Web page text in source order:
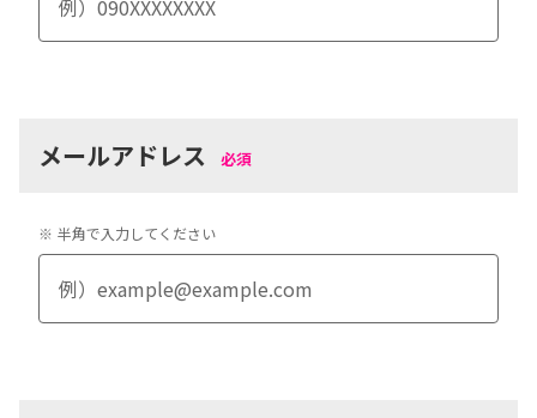
メールアドレス 必須
※ 半角で入力してください